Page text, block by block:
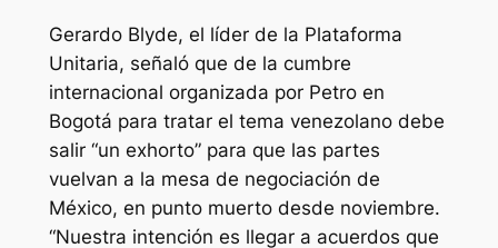
Gerardo Blyde, el líder de la Plataforma
Unitaria, señaló que de la cumbre
internacional organizada por Petro en
Bogotá para tratar el tema venezolano debe
salir “un exhorto” para que las partes
vuelvan a la mesa de negociación de
México, en punto muerto desde noviembre.
“Nuestra intención es llegar a acuerdos que